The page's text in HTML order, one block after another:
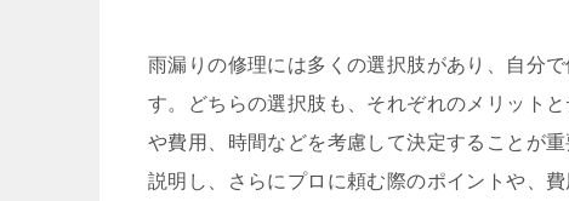
雨漏りの修理には多くの選択肢があり、自分
す。どちらの選択肢も、それぞれのメリット
や費用、時間などを考慮して決定することが
説明し、さらにプロに頼む際のポイントや、